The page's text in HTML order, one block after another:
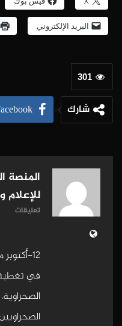
البريد الإلكتروني
301
شارك
للإعلام
تعليقات
12-
في تغطية